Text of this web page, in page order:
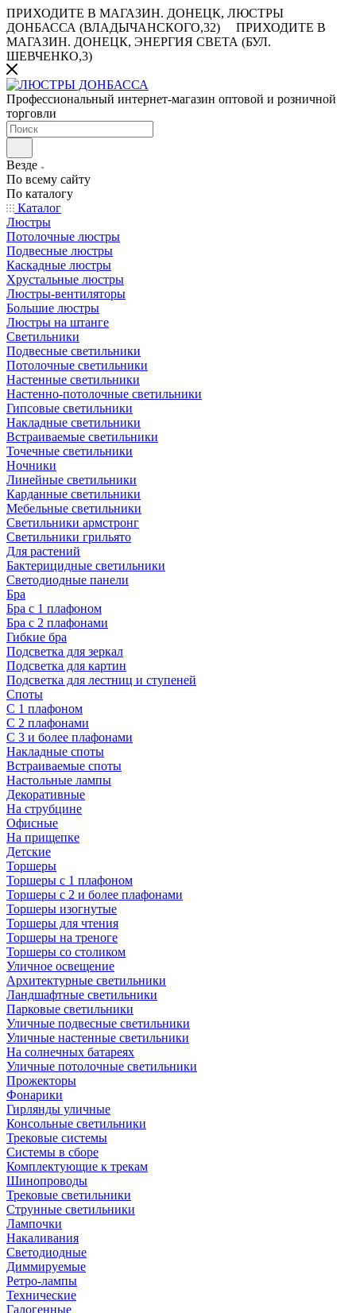
ПРИХОДИТЕ В МАГАЗИН. ДОНЕЦК, ЛЮСТРЫ
ДОНБАССА (ВЛАДЫЧАНСКОГО,32)
ПРИХОДИТЕ В
МАГАЗИН. ДОНЕЦК, ЭНЕРГИЯ СВЕТА (БУЛ.
ШЕВЧЕНКО,3)
Профессиональный интернет-магазин оптовой и розничной
торговли
Везде
По всему сайту
По каталогу
Каталог
Люстры
Потолочные люстры
Подвесные люстры
Каскадные люстры
Хрустальные люстры
Люстры-вентиляторы
Большие люстры
Люстры на штанге
Светильники
Подвесные светильники
Потолочные светильники
Настенные светильники
Настенно-потолочные светильники
Гипсовые светильники
Накладные светильники
Встраиваемые светильники
Точечные светильники
Ночники
Линейные светильники
Карданные светильники
Мебельные светильники
Светильники армстронг
Светильники грильято
Для растений
Бактерицидные светильники
Светодиодные панели
Бра
Бра с 1 плафоном
Бра с 2 плафонами
Гибкие бра
Подсветка для зеркал
Подсветка для картин
Подсветка для лестниц и ступеней
Споты
С 1 плафоном
С 2 плафонами
С 3 и более плафонами
Накладные споты
Встраиваемые споты
Настольные лампы
Декоративные
На струбцине
Офисные
На прищепке
Детские
Торшеры
Торшеры с 1 плафоном
Торшеры с 2 и более плафонами
Торшеры изогнутые
Торшеры для чтения
Торшеры на треноге
Торшеры со столиком
Уличное освещение
Архитектурные светильники
Ландшафтные светильники
Парковые светильники
Уличные подвесные светильники
Уличные настенные светильники
На солнечных батареях
Уличные потолочные светильники
Прожекторы
Фонарики
Гирлянды уличные
Консольные светильники
Трековые системы
Системы в сборе
Комплектующие к трекам
Шинопроводы
Трековые светильники
Струнные светильники
Лампочки
Накаливания
Светодиодные
Диммируемые
Ретро-лампы
Технические
Галогенные